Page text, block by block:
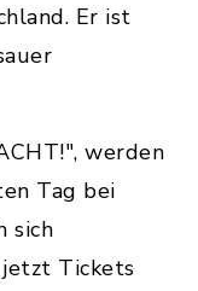
Er ist
werden
Tag bei
sich
jetzt Tickets